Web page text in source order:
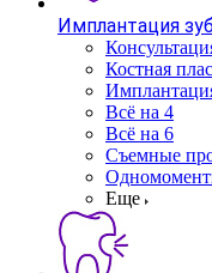
Имплантация
Костная
Всё на 4
Всё на 6
Съемные
Еще